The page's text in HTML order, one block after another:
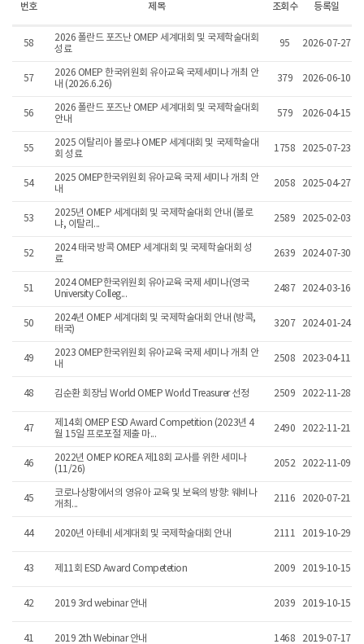
번호 제목 조회수 등록일
58
2026 폴란드 포즈난 OMEP 세계대회 및 국제학술대회
성료
95 2026-07-27
57
2026 OMEP 한국위원회 유아교육 국제세미나 개최 안
내 (2026.6.26)
379 2026-06-10
56
2026 폴란드 포즈난 OMEP 세계대회 및 국제학술대회
안내
579 2026-04-15
55
2025 이탈리아 볼로냐 OMEP 세계대회 및 국제학술대
회 성료
1758 2025-07-23
54
2025 OMEP한국위원회 유아교육 국제 세미나 개최 안
내
2058 2025-04-27
53
2025년 OMEP 세계대회 및 국제학술대회 안내 (볼로
냐, 이탈리...
2589 2025-02-03
52
2024 태국 방콕 OMEP 세계대회 및 국제학술대회 성
료
2639 2024-07-30
51
2024 OMEP한국위원회 유아교육 국제 세미나(영국
University Colleg...
2487 2024-03-16
50
2024년 OMEP 세계대회 및 국제학술대회 안내 (방콕,
태국)
3207 2024-01-24
49
2023 OMEP한국위원회 유아교육 국제 세미나 개최 안
내
2508 2023-04-11
48 김순환 회장님 World OMEP World Treasurer 선정 2509 2022-11-28
47
제14회 OMEP ESD Award Competition (2023년 4
월 15일 프로포절 제출 마...
2490 2022-11-21
46
2022년 OMEP KOREA 제18회 교사를 위한 세미나
(11/26)
2052 2022-11-09
45
코로나상황에서의 영유아 교육 및 보육의 방향: 웨비나
개최...
2116 2020-07-21
44 2020년 아테네 세계대회 및 국제학술대회 안내 2111 2019-10-29
43 제11회 ESD Award Competetion 2009 2019-10-15
42 2019 3rd webinar 안내 2039 2019-10-15
41 2019 2th Webinar 안내 1468 2019-07-17